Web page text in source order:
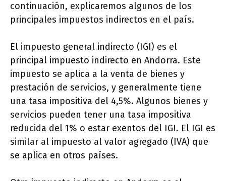
continuación, explicaremos algunos de los
principales impuestos indirectos en el país.
El impuesto general indirecto (IGI) es el
principal impuesto indirecto en Andorra. Este
impuesto se aplica a la venta de bienes y
prestación de servicios, y generalmente tiene
una tasa impositiva del 4,5%. Algunos bienes y
servicios pueden tener una tasa impositiva
reducida del 1% o estar exentos del IGI. El IGI es
similar al impuesto al valor agregado (IVA) que
se aplica en otros países.